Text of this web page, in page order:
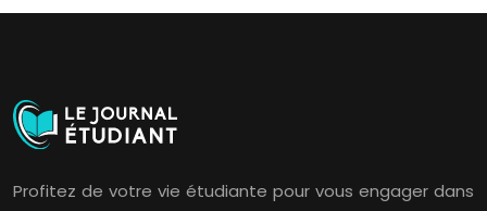
Profitez de votre vie étudiante pour vous engager dans